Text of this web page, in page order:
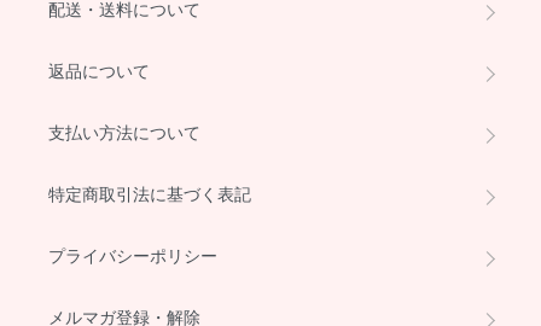
配送・送料について
返品について
支払い方法について
特定商取引法に基づく表記
プライバシーポリシー
メルマガ登録・解除